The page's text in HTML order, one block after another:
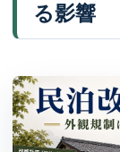
る影響